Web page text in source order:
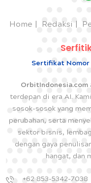
Home Redaksi
Sertifikat Nomor
OrbitIndonesia.com
terdepan di era AI.
sosok-sosok yang
perubahan, serta
sektor bisnis,
dengan gaya
hangat, dan
+62 853-5342-7038